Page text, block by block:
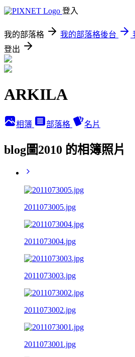
登入
我的部落格 我的部落格後台
登出
ARKILA
相簿 部落格 名片
blog圖2010 的相簿照片
2011073005.jpg
2011073004.jpg
2011073003.jpg
2011073002.jpg
2011073001.jpg